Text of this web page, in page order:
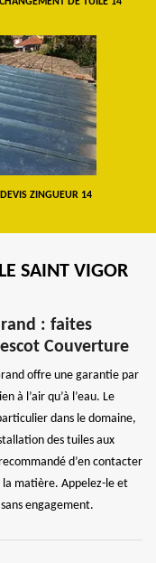
DEVIS ZINGUEUR 14
SAINT VIGOR
: faites
Couverture
offre une garantie par
à l’air qu’à l’eau. Le
dans le domaine,
des tuiles aux
d’en contacter
matière. Appelez-le et
engagement.